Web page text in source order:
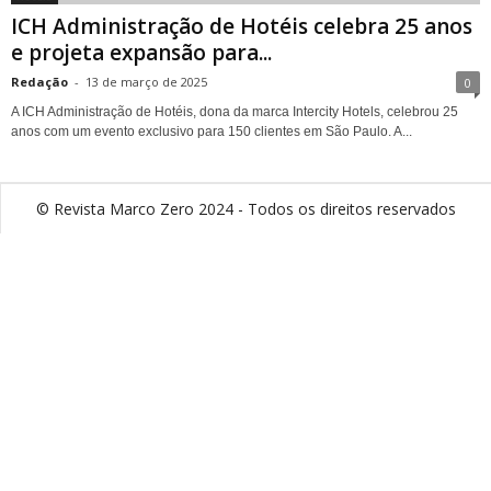
ICH Administração de Hotéis celebra 25 anos
e projeta expansão para...
Redação - 13 de março de 2025 0
A ICH Administração de Hotéis, dona da marca Intercity Hotels, celebrou 25
anos com um evento exclusivo para 150 clientes em São Paulo. A...
© Revista Marco Zero 2024 - Todos os direitos reservados